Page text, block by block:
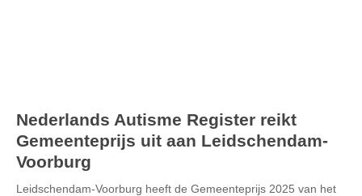
Nederlands Autisme Register reikt
Gemeenteprijs uit aan Leidschendam-
Voorburg
Leidschendam-Voorburg heeft de Gemeenteprijs 2025 van het